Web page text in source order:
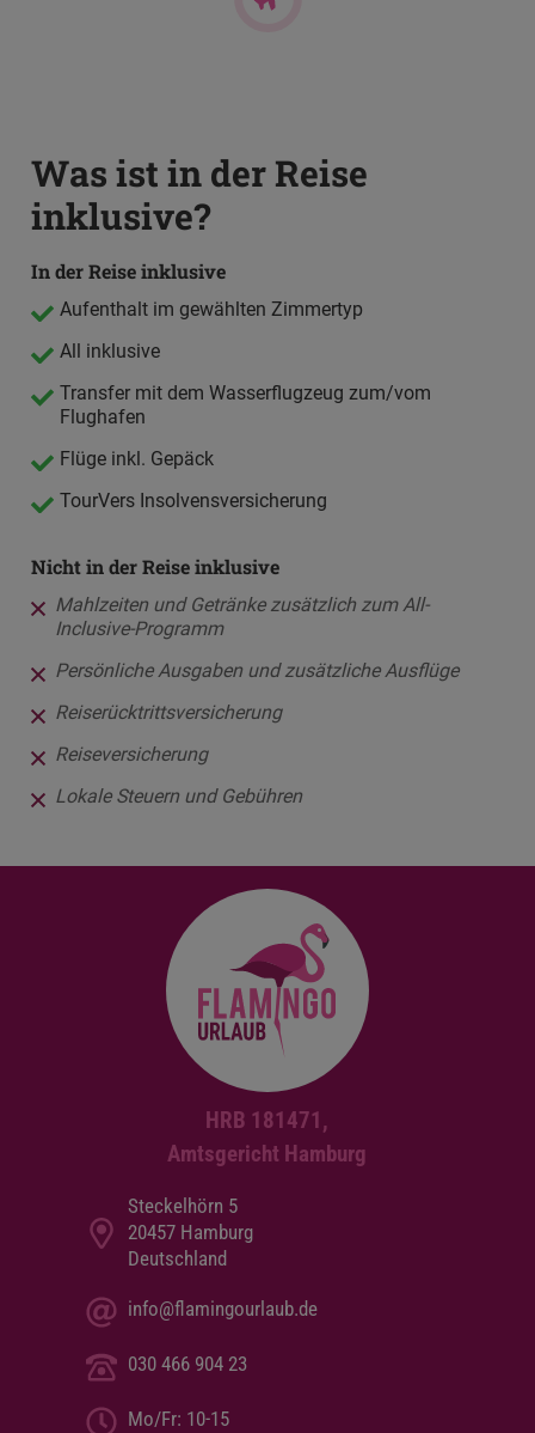
Was ist in der Reise
inklusive?
In der Reise inklusive
Aufenthalt im gewählten Zimmertyp
All inklusive
Transfer mit dem Wasserflugzeug zum/vom
Flughafen
Flüge inkl. Gepäck
TourVers Insolvensversicherung
Nicht in der Reise inklusive
Mahlzeiten und Getränke zusätzlich zum All-
Inclusive-Programm
Persönliche Ausgaben und zusätzliche Ausflüge
Reiserücktrittsversicherung
Reiseversicherung
Lokale Steuern und Gebühren
HRB 181471,
Amtsgericht Hamburg
Steckelhörn 5
20457 Hamburg
Deutschland
info@flamingourlaub.de
030 466 904 23
Mo/Fr: 10-15